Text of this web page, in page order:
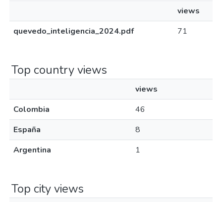
views
quevedo_inteligencia_2024.pdf
71
Top country views
views
Colombia
46
España
8
Argentina
1
Top city views